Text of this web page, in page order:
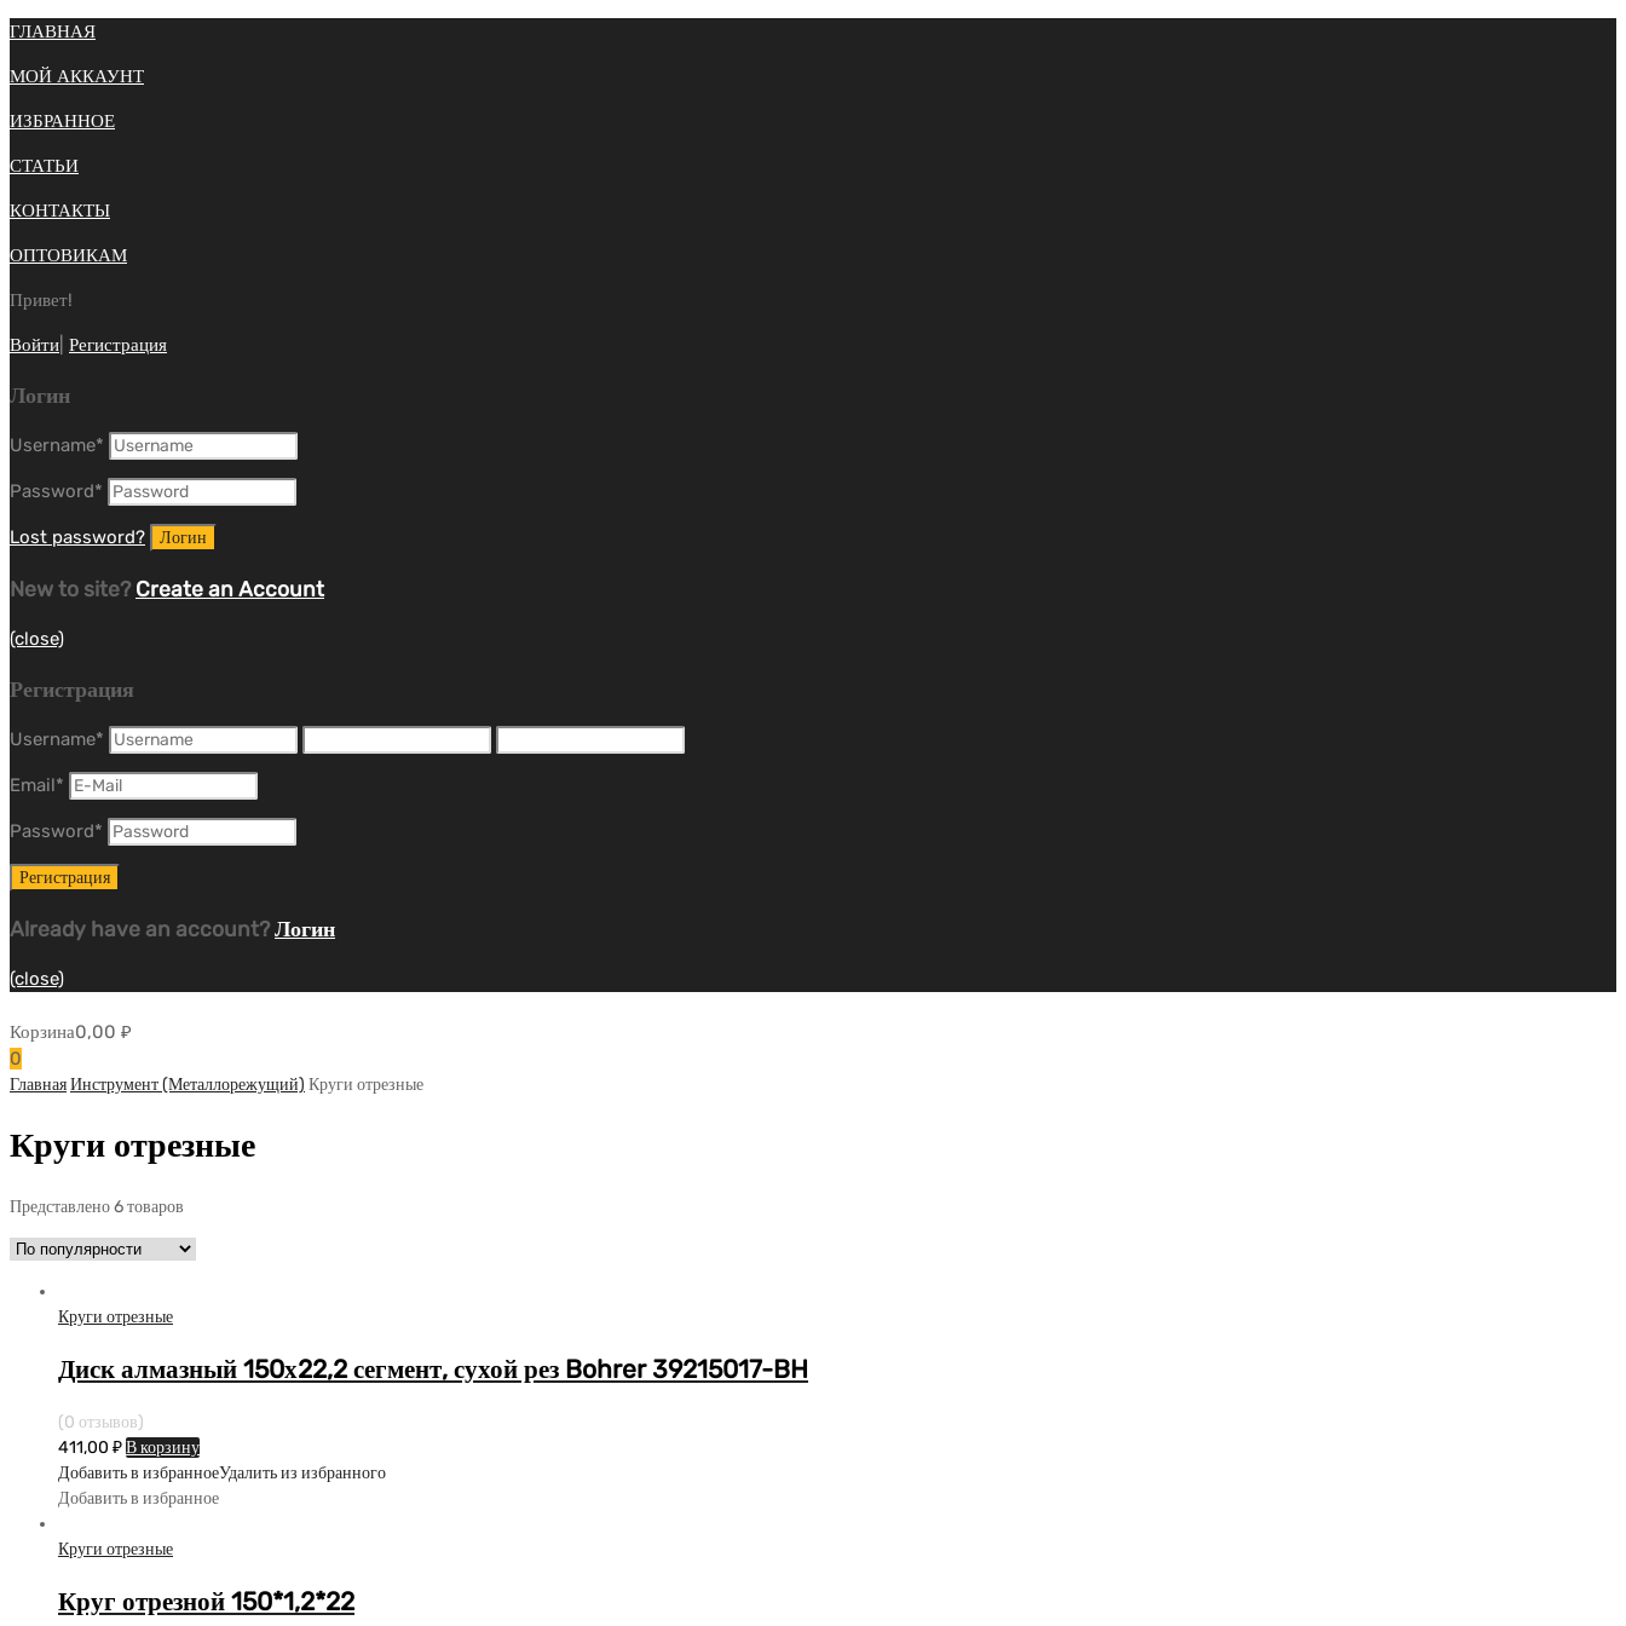
ГЛАВНАЯ
МОЙ АККАУНТ
ИЗБРАННОЕ
СТАТЬИ
КОНТАКТЫ
ОПТОВИКАМ
Привет!
Войти Регистрация
Логин
Username*
Password*
Lost password?
New to site? Create an Account
(close)
Регистрация
Username*
Email*
Password*
Already have an account? Логин
(close)
Корзина0,00 ₽
0
ГлавнаяИнструмент (Металлорежущий) Круги отрезные
Круги отрезные
Представлено 6 товаров
Круги отрезные
Диск алмазный 150х22,2 сегмент, сухой рез Bohrer 39215017-BH
(0 отзывов)
411,00 ₽В корзину
Добавить в избранноеУдалить из избранного
Добавить в избранное
Круги отрезные
Круг отрезной 150*1,2*22